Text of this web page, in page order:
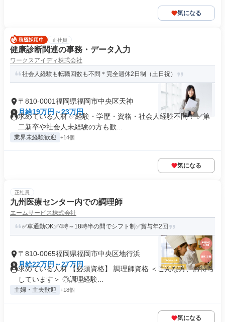
気になる
正社員
健康診断関連の事務・データ入力
ワークスアイディ株式会社
社会人経験も転職回数も不問＊完全週休2日制（土日祝）
〒810-0001福岡県福岡市中央区天神
月給19万円～23万円
求めている人材 ✅経験・学歴・資格・社会人経験不問！ ✅第
二新卒や社会人未経験の方も歓...
業界未経験歓迎 +14個
気になる
正社員
九州医療センター内での調理師
エームサービス株式会社
✅車通勤OK✅4時～18時半の間でシフト制✅賞与年2回
〒810-0065福岡県福岡市中央区地行浜
月給22万円～27万円
求めている人材 【必須資格】 調理師資格 ＜こんな方、お待ち
しています＞ ◎調理経験...
主婦・主夫歓迎 +18個
気になる